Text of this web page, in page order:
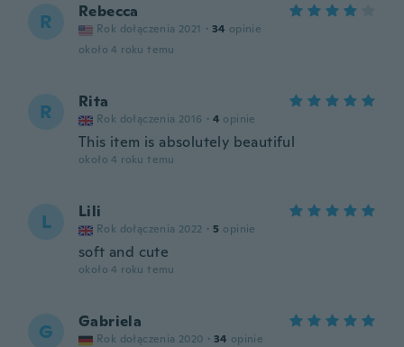
R Rebecca
Rok dołączenia 2021 · 34 opinie
około 4 roku temu
R Rita
Rok dołączenia 2016 · 4 opinie
This item is absolutely beautiful
około 4 roku temu
L Lili
Rok dołączenia 2022 · 5 opinie
soft and cute
około 4 roku temu
G Gabriela
Rok dołączenia 2020 · 34 opinie